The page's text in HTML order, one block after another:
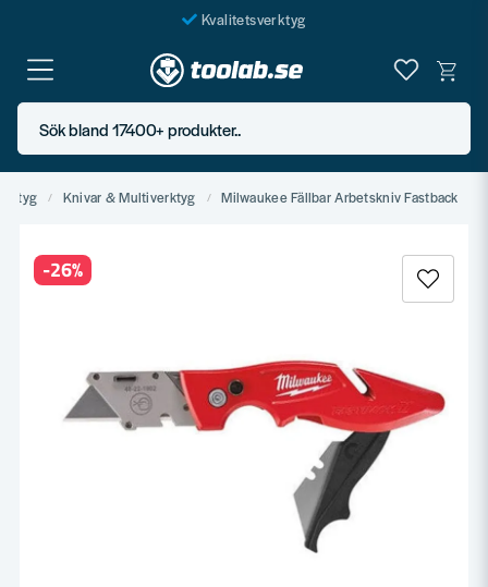
Kvalitetsverktyg
Fraktfritt över 999 SEK*
En järnhandel för alla
Butik i Göteborg
Sök bland 17400+ produkter..
Knivar & Multiverktyg Milwaukee Fällbar Arbetskniv Fastback
-26%